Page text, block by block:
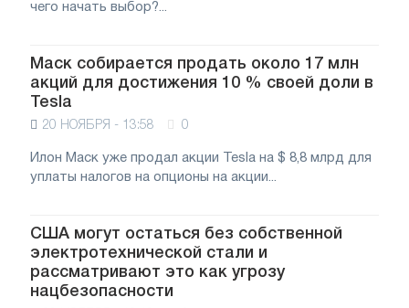
чего начать выбор?...
Маск собирается продать около 17 млн
акций для достижения 10 % своей доли в
Tesla
20 НОЯБРЯ - 13:58 0
Илон Маск уже продал акции Tesla на $ 8,8 млрд для
уплаты налогов на опционы на акции...
США могут остаться без собственной
электротехнической стали и
рассматривают это как угрозу
нацбезопасности